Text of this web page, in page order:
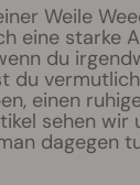
Weile
eine starke
du
du vermutlich
einen
sehen wir
dagegen